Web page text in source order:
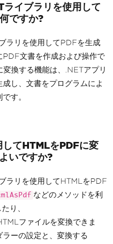
イブラリを使用して
ですか?
ラリを使用してPDFを生成
文書を作成および操作で
換する機能は、.NETアプリ
し、文書をプログラムによ
す。
てHTMLをPDFに変
いですか?
ラリを使用してHTMLをPDF
などのメソッドを利
り、
ファイルを変換できま
ーの設定と、変換する